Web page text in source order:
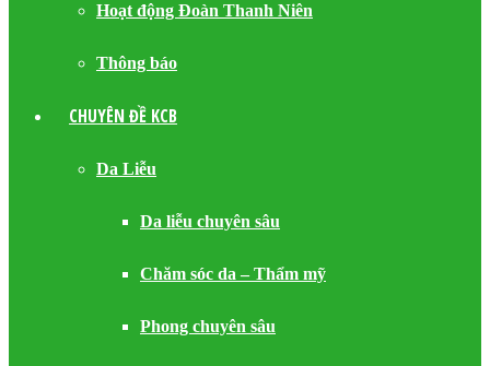
Hoạt động Đoàn Thanh Niên
Thông báo
CHUYÊN ĐỀ KCB
Da Liễu
Da liễu chuyên sâu
Chăm sóc da – Thẩm mỹ
Phong chuyên sâu